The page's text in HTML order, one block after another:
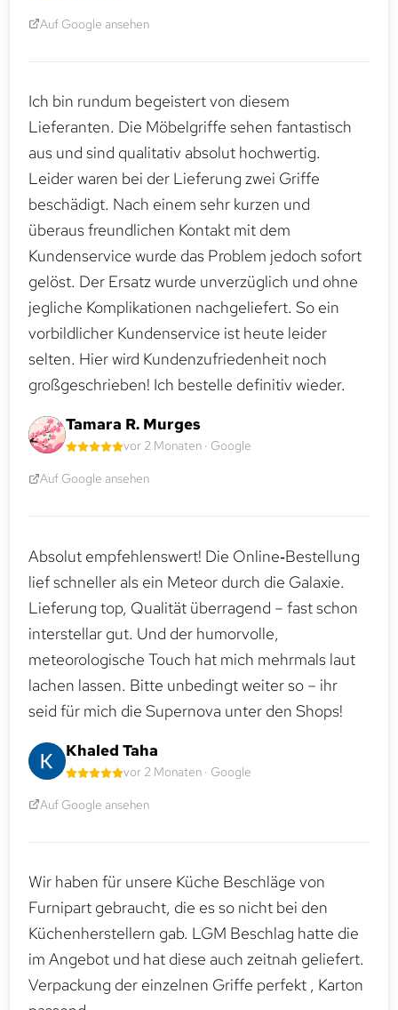
Auf Google ansehen
Ich bin rundum begeistert von diesem
Lieferanten. Die Möbelgriffe sehen fantastisch
aus und sind qualitativ absolut hochwertig.
Leider waren bei der Lieferung zwei Griffe
beschädigt. Nach einem sehr kurzen und
überaus freundlichen Kontakt mit dem
Kundenservice wurde das Problem jedoch sofort
gelöst. Der Ersatz wurde unverzüglich und ohne
jegliche Komplikationen nachgeliefert. So ein
vorbildlicher Kundenservice ist heute leider
selten. Hier wird Kundenzufriedenheit noch
großgeschrieben! Ich bestelle definitiv wieder.
Tamara R. Murges
vor 2 Monaten · Google
Auf Google ansehen
Absolut empfehlenswert! Die Online‑Bestellung
lief schneller als ein Meteor durch die Galaxie.
Lieferung top, Qualität überragend – fast schon
interstellar gut. Und der humorvolle,
meteorologische Touch hat mich mehrmals laut
lachen lassen. Bitte unbedingt weiter so – ihr
seid für mich die Supernova unter den Shops!
Khaled Taha
vor 2 Monaten · Google
Auf Google ansehen
Wir haben für unsere Küche Beschläge von
Furnipart gebraucht, die es so nicht bei den
Küchenherstellern gab. LGM Beschlag hatte die
im Angebot und hat diese auch zeitnah geliefert.
Verpackung der einzelnen Griffe perfekt , Karton